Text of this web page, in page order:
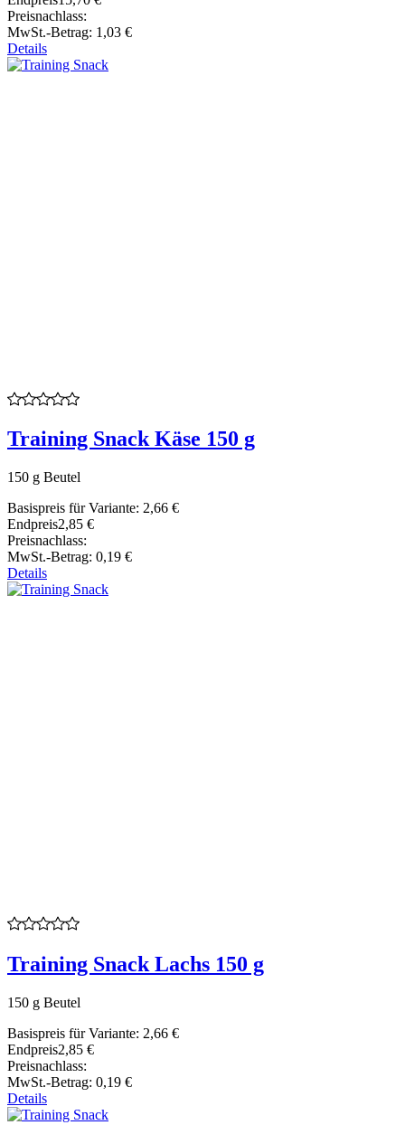
Preisnachlass:
MwSt.-Betrag: 1,03 €
Details
Training Snack Käse 150 g
150 g Beutel
Basispreis für Variante: 2,66 €
Endpreis2,85 €
Preisnachlass:
MwSt.-Betrag: 0,19 €
Details
Training Snack Lachs 150 g
150 g Beutel
Basispreis für Variante: 2,66 €
Endpreis2,85 €
Preisnachlass:
MwSt.-Betrag: 0,19 €
Details